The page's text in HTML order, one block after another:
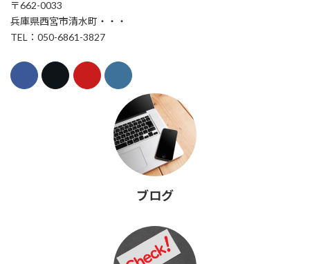
〒662-0033
兵庫県西宮市清水町・・・
TEL：050-6861-3827
ブログ